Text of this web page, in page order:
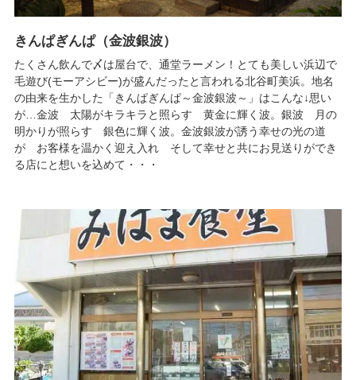
きんぱぎんぱ（金波銀波）
たくさん飲んで〆は屋台で、通堂ラーメン！とても美しい浜辺で
毛遊び(モーアシビー)が盛んだったと言われる北谷町美浜。地名
の由来を生かした「きんぱぎんぱ～金波銀波～」はこんな↓思い
が…金波 太陽がキラキラと照らす 黄金に輝く波。銀波 月の
明かりが照らす 銀色に輝く波。金波銀波が誘う幸せの光の道
が お客様を温かく迎え入れ そして幸せと共にお見送りができ
る店にと想いを込めて・・・